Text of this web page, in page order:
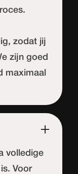
zodat jij
zijn goed
maximaal
volledige
Voor